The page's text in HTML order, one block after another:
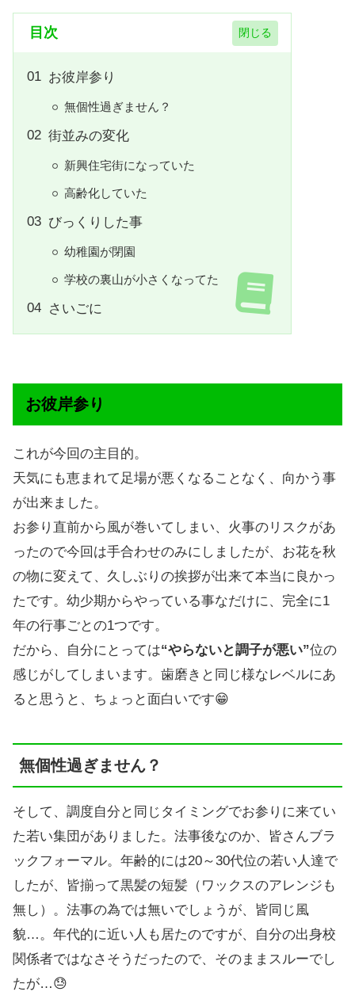
目次
お彼岸参り
無個性過ぎません？
街並みの変化
新興住宅街になっていた
高齢化していた
びっくりした事
幼稚園が閉園
学校の裏山が小さくなってた
さいごに
お彼岸参り
これが今回の主目的。
天気にも恵まれて足場が悪くなることなく、向かう事
が出来ました。
お参り直前から風が巻いてしまい、火事のリスクがあ
ったので今回は手合わせのみにしましたが、お花を秋
の物に変えて、久しぶりの挨拶が出来て本当に良かっ
たです。幼少期からやっている事なだけに、完全に1
年の行事ごとの1つです。
だから、自分にとっては“やらないと調子が悪い”位の
感じがしてしまいます。歯磨きと同じ様なレベルにあ
ると思うと、ちょっと面白いです😁
無個性過ぎません？
そして、調度自分と同じタイミングでお参りに来てい
た若い集団がありました。法事後なのか、皆さんブラ
ックフォーマル。年齢的には20～30代位の若い人達で
したが、皆揃って黒髪の短髪（ワックスのアレンジも
無し）。法事の為では無いでしょうが、皆同じ風
貌…。年代的に近い人も居たのですが、自分の出身校
関係者ではなさそうだったので、そのままスルーでし
たが…😓